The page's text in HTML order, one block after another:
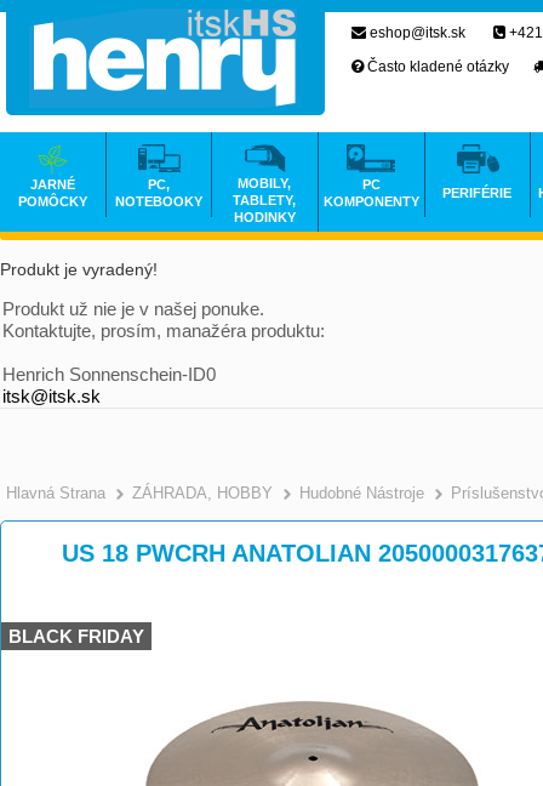
Produkt je vyradený!
Produkt už nie je v našej ponuke.
Kontaktujte, prosím, manažéra produktu:
Henrich Sonnenschein-ID0
itsk@itsk.sk
Hlavná Strana >
ZÁHRADA, HOBBY >
Hudobné Nástroje
US 18 PWCRH ANATOLIAN
BLACK FRIDAY
eshop@itsk.sk
Často kladené otázky
JARNÉ
POMÔCKY
PC,
NOTEBOOKY
MOBILY,
TABLETY,
HODINKY
PC
KOMPONENTY
PERIFÉRIE